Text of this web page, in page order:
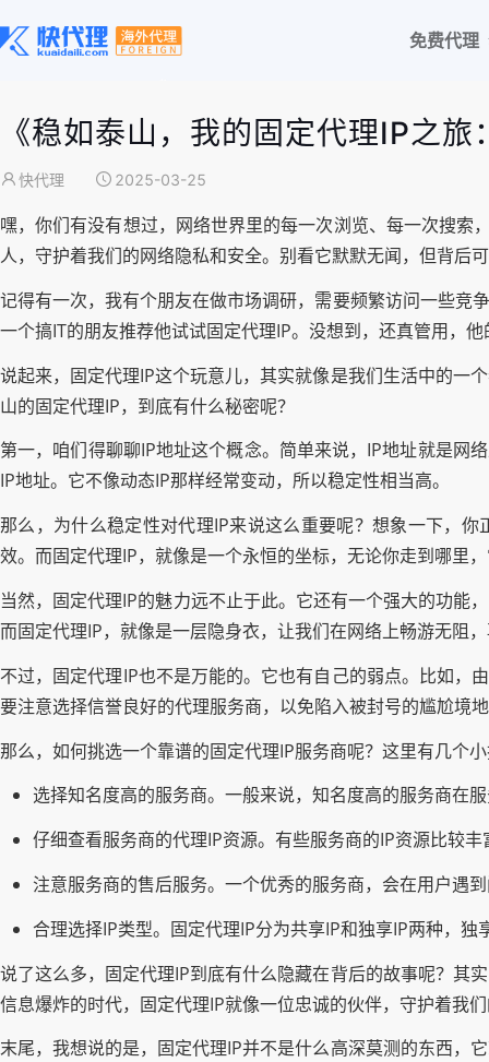
免费代理
《稳如泰山，我的固定代理IP之
快代理 2025-03-25
嘿，你们有没有想过，网络世界里的每一次浏览、每一次搜索
人，守护着我们的网络隐私和安全。别看它默默无闻，但背后
记得有一次，我有个朋友在做市场调研，需要频繁访问一些竞
一个搞IT的朋友推荐他试试固定代理IP。没想到，还真管用，
说起来，固定代理IP这个玩意儿，其实就像是我们生活中的一
山的固定代理IP，到底有什么秘密呢？
第一，咱们得聊聊IP地址这个概念。简单来说，IP地址就是网
IP地址。它不像动态IP那样经常变动，所以稳定性相当高。
那么，为什么稳定性对代理IP来说这么重要呢？想象一下，
效。而固定代理IP，就像是一个永恒的坐标，无论你走到哪里
当然，固定代理IP的魅力远不止于此。它还有一个强大的功能
而固定代理IP，就像是一层隐身衣，让我们在网络上畅游无阻
不过，固定代理IP也不是万能的。它也有自己的弱点。比如，
要注意选择信誉良好的代理服务商，以免陷入被封号的尴尬境
那么，如何挑选一个靠谱的固定代理IP服务商呢？这里有几个
选择知名度高的服务商。一般来说，知名度高的服务商在
仔细查看服务商的代理IP资源。有些服务商的IP资源比较
注意服务商的售后服务。一个优秀的服务商，会在用户遇
合理选择IP类型。固定代理IP分为共享IP和独享IP两种，独
说了这么多，固定代理IP到底有什么隐藏在背后的故事呢？其
信息爆炸的时代，固定代理IP就像一位忠诚的伙伴，守护着我
末尾，我想说的是，固定代理IP并不是什么高深莫测的东西，